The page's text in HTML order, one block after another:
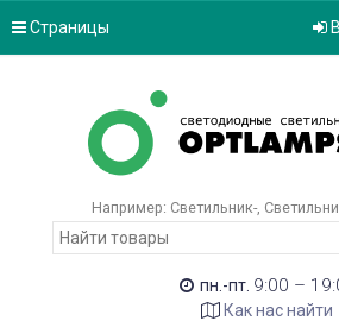
Страницы
Например: Светильник-
пн.-пт. 9:00 –
Как нас найти